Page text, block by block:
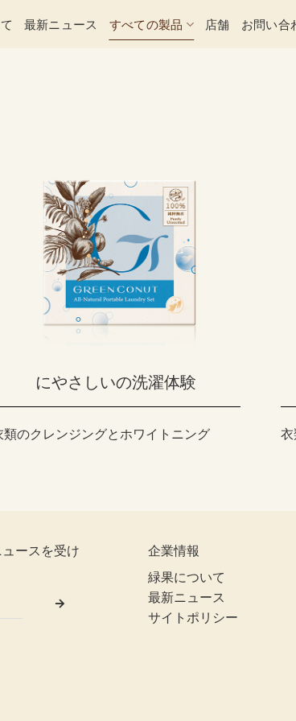
最新ニュース すべての製品 店舗 お問い合
にやさしいの洗濯体験
類のクレンジングとホワイトニング
ースを受け
企業情報
緑果について
最新ニュース
サイトポリシー